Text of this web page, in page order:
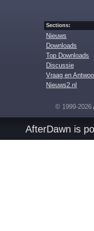
Sections:
Nieuws
Downloads
Top Downloads
Discussie
Vraag en
Nieuws2.nl
© 1999-2026
AfterDawn is